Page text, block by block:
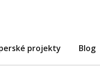
projekty Blog